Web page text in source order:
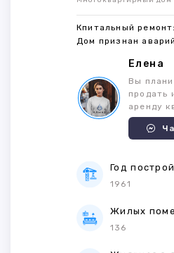
Кпитальный ремонт:
Дом признан
Елена
Вы
продать
аренду
Год
1961
Жилых
136